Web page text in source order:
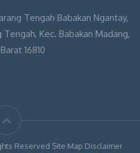
Tengah Babakan Ngantay,
Kec. Babakan Madang,
16810
Reserved Site Map Disclaimer